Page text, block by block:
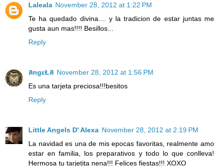
Laleala November 28, 2012 at 1:22 PM
Te ha quedado divina.... y la tradicion de estar juntas me
gusta aun mas!!!! Besillos...
Reply
ลngεŁล November 28, 2012 at 1:56 PM
Es una tarjeta preciosa!!!besitos
Reply
Little Angels D' Alexa November 28, 2012 at 2:19 PM
La navidad es una de mis epocas favoritas, realmente amo
estar en familia, los preparativos y todo lo que conlleva!
Hermosa tu tarjetita nena!!! Felices fiestas!!! XOXO